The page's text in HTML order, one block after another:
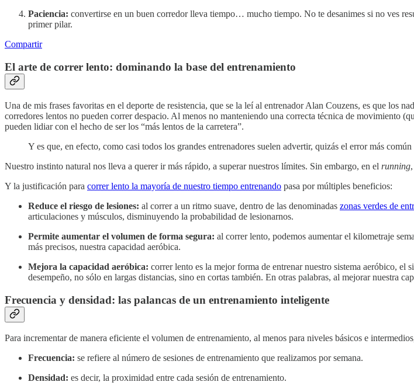
Paciencia: convertirse en un buen corredor lleva tiempo… mucho tiempo. No te desanimes si no ves
primer pilar.
Compartir
El arte de correr lento: dominando la base del entrenamiento
Una de mis frases favoritas en el deporte de resistencia, que se la leí al entrenador Alan Couzens, es que los
corredores lentos no pueden correr despacio. Al menos no manteniendo una correcta técnica de movimiento
pueden lidiar con el hecho de ser los “más lentos de la carretera”.
Y es que, en efecto, como casi todos los grandes entrenadores suelen advertir, quizás el error más
Nuestro instinto natural nos lleva a querer ir más rápido, a superar nuestros límites. Sin embargo, en el running
Y la justificación para correr lento la mayoría de nuestro tiempo entrenando pasa por múltiples beneficios:
Reduce el riesgo de lesiones: al correr a un ritmo suave, dentro de las denominadas zonas verdes de
articulaciones y músculos, disminuyendo la probabilidad de lesionarnos.
Permite aumentar el volumen de forma segura: al correr lento, podemos aumentar el kilometraje
más precisos, nuestra capacidad aeróbica.
Mejora la capacidad aeróbica: correr lento es la mejor forma de entrenar nuestro sistema aeróbico,
desempeño, no sólo en largas distancias, sino en cortas también. En otras palabras, al mejorar nuestra
Frecuencia y densidad: las palancas de un entrenamiento inteligente
Para incrementar de manera eficiente el volumen de entrenamiento, al menos para niveles básicos e
Frecuencia: se refiere al número de sesiones de entrenamiento que realizamos por semana.
Densidad: es decir, la proximidad entre cada sesión de entrenamiento.